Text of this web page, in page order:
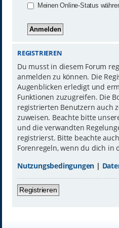
Meinen Online-Status
REGISTRIEREN
Du musst in diesem Forum
anmelden zu können. Die
Augenblicken erledigt und
Funktionen zuzugreifen. Die
registrierten Benutzern auch
zuweisen. Beachte bitte
und die verwandten
registrierst. Bitte beachte
Forenregeln, wenn du dich in
Nutzungsbedingungen |
Registrieren